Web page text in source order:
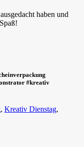
haben und
#kreativ
, Kreativ Dienstag,